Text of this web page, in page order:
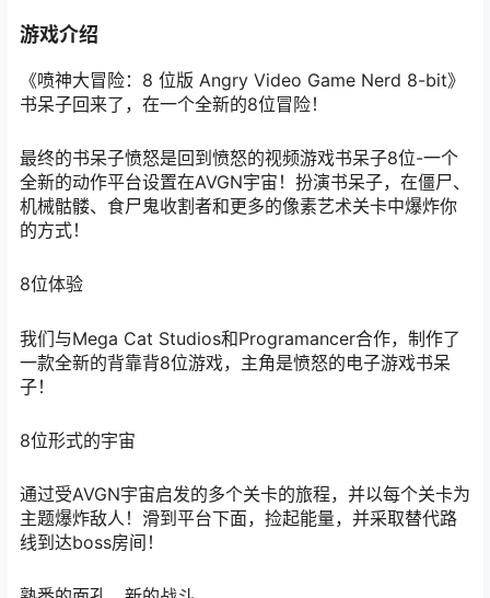
游戏介绍
《喷神大冒险：8 位版 Angry Video Game Nerd 8-bit》
书呆子回来了，在一个全新的8位冒险！
最终的书呆子愤怒是回到愤怒的视频游戏书呆子8位-一个
全新的动作平台设置在AVGN宇宙！扮演书呆子，在僵尸、
机械骷髅、食尸鬼收割者和更多的像素艺术关卡中爆炸你
的方式！
8位体验
我们与Mega Cat Studios和Programancer合作，制作了
一款全新的背靠背8位游戏，主角是愤怒的电子游戏书呆
子！
8位形式的宇宙
通过受AVGN宇宙启发的多个关卡的旅程，并以每个关卡为
主题爆炸敌人！滑到平台下面，捡起能量，并采取替代路
线到达boss房间！